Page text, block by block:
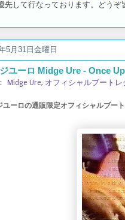
先して行なっております。どう
5月31日金曜日
ユーロ Midge Ure - Once
Midge Ure, オフィシャルブートレ
ユーロの通販限定オフィシャルブー